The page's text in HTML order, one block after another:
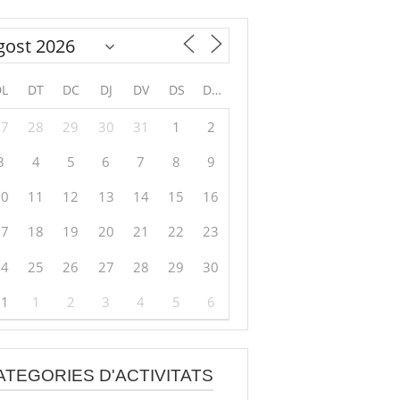
DT DC DJ DV DS DG
28 29 30 31 1
2
4 5 6 7 8
9
11 12 13 14 15
16
18 19 20 21 22
23
25 26 27 28 29
30
1 2 3 4 5 6
D'ACTIVITATS